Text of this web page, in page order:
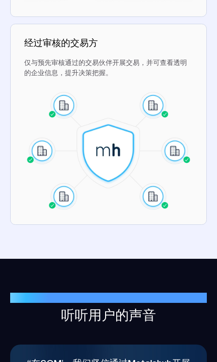
经过审核的交易方
仅与预先审核通过的交易伙伴开展交易，并可查看透明
的企业信息，提升决策把握。
听听用户的声音